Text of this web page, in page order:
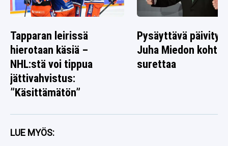
Tapparan leirissä
hierotaan käsiä –
NHL:stä voi tippua
jättivahvistus:
”Käsittämätön”
Pysäyttävä päivitys:
Juha Miedon
surettaa
LUE MYÖS: